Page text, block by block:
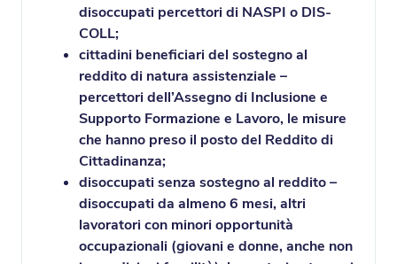
disoccupati percettori di NASPI o DIS-
COLL;
cittadini beneficiari del sostegno al
reddito di natura assistenziale –
percettori dell’Assegno di Inclusione e
Supporto Formazione e Lavoro, le misure
che hanno preso il posto del Reddito di
Cittadinanza;
disoccupati senza sostegno al reddito –
disoccupati da almeno 6 mesi, altri
lavoratori con minori opportunità
occupazionali (giovani e donne, anche non